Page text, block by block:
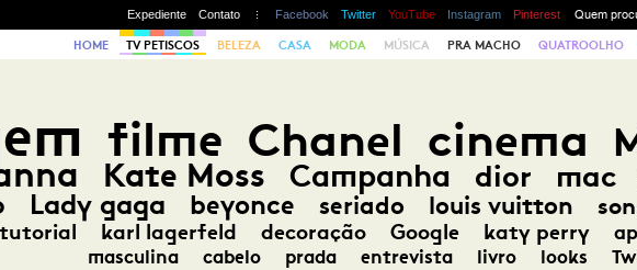
Expediente Contato Facebook Twitter YouTube Instagram Pinterest
HOME TV PETISCOS BELEZA CASA MODA MÚSICA PRA MACHO QUATROOLHO
filme Chanel cinema
Kate Moss Campanha dior mac
Lady gaga beyonce seriado louis vuitton
tutorial karl lagerfeld decoração Google katy perry
masculina
cabelo prada entrevista livro looks